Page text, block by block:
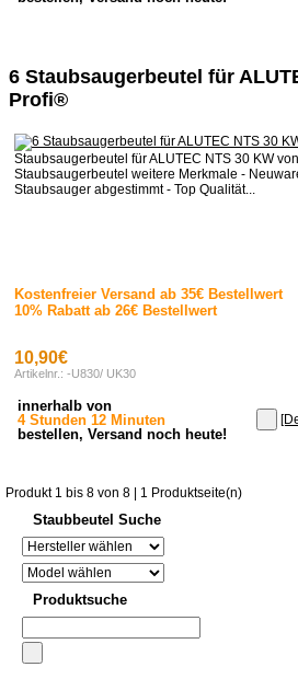
6 Staubsaugerbeutel für
Profi®
Staubsaugerbeutel für ALUTEC NTS 30 KW
Staubsaugerbeutel weitere Merkmale -
Staubsauger abgestimmt - Top Qualität...
Kostenfreier Versand ab 35€ Bestellwert
10% Rabatt ab 26€ Bestellwert
10,90€
Artikelnr.: -U830/ UK30
innerhalb von
4 Stunden 12 Minuten
bestellen, Versand noch heute!
Produkt 1 bis 8 von 8 | 1 Produktseite(n)
Staubbeutel Suche
Produktsuche